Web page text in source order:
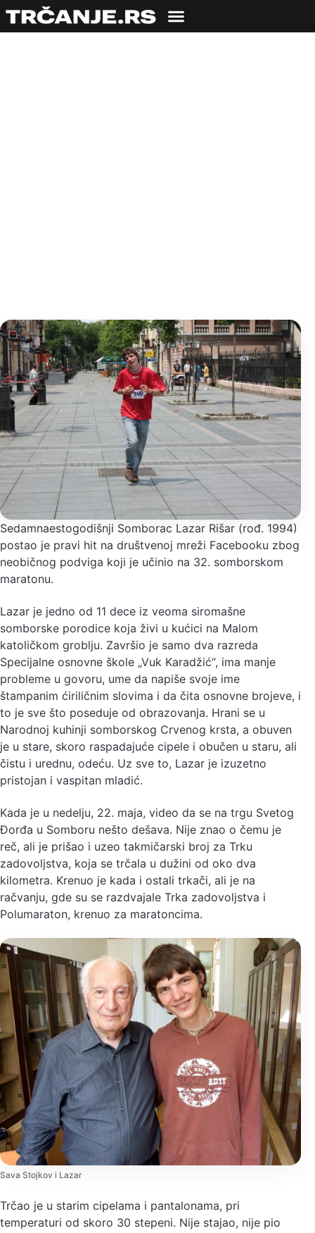
Sedamnaestogodišnji Somborac Lazar Rišar (rođ. 1994)
postao je pravi hit na društvenoj mreži Facebooku zbog
neobičnog podviga koji je učinio na 32. somborskom
maratonu.
Lazar je jedno od 11 dece iz veoma siromašne
somborske porodice koja živi u kućici na Malom
katoličkom groblju. Završio je samo dva razreda
Specijalne osnovne škole „Vuk Karadžić“, ima manje
probleme u govoru, ume da napiše svoje ime
štampanim ćiriličnim slovima i da čita osnovne brojeve, i
to je sve što poseduje od obrazovanja. Hrani se u
Narodnoj kuhinji somborskog Crvenog krsta, a obuven
je u stare, skoro raspadajuće cipele i obučen u staru, ali
čistu i urednu, odeću. Uz sve to, Lazar je izuzetno
pristojan i vaspitan mladić.
Kada je u nedelju, 22. maja, video da se na trgu Svetog
Đorđa u Somboru nešto dešava. Nije znao o čemu je
reč, ali je prišao i uzeo takmičarski broj za Trku
zadovoljstva, koja se trčala u dužini od oko dva
kilometra. Krenuo je kada i ostali trkači, ali je na
račvanju, gde su se razdvajale Trka zadovoljstva i
Polumaraton, krenuo za maratoncima.
Sava Stojkov i Lazar
Trčao je u starim cipelama i pantalonama, pri
temperaturi od skoro 30 stepeni. Nije stajao, nije pio